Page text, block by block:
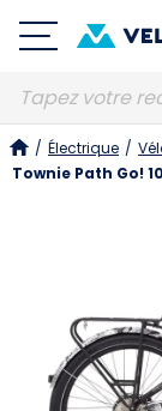
/ Électrique /
Townie Path Go!